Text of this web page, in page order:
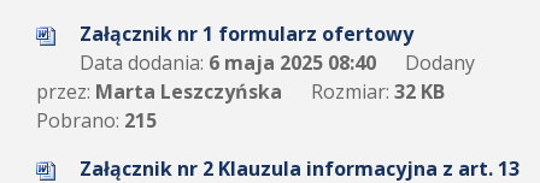
Załącznik nr 1 formularz ofertowy
Data dodania: 6 maja 2025 08:40
Dodany
przez: Marta Leszczyńska Rozmiar: 32 KB
Pobrano: 215
Załącznik nr 2 Klauzula informacyjna z art. 13